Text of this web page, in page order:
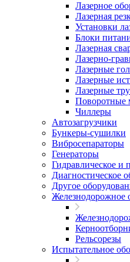
Лазерное
Лазерная
Установки
Блоки
Лазерная
Лазерно-
Лазерные
Лазерные
Лазерные
Поворотные
Чиллеры
Автозагрузчики
Бункеры-сушилки
Вибросепараторы
Генераторы
Гидравлическое и
Диагностическое
Другое
Железнодорожное
Рельсорезы
Испытательное